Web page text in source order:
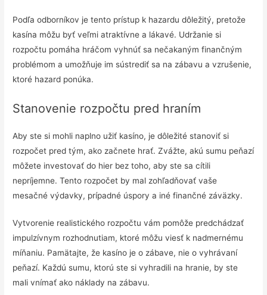
Podľa odborníkov je tento prístup k hazardu dôležitý, pretože
kasína môžu byť veľmi atraktívne a lákavé. Udržanie si
rozpočtu pomáha hráčom vyhnúť sa nečakaným finančným
problémom a umožňuje im sústrediť sa na zábavu a vzrušenie,
ktoré hazard ponúka.
Stanovenie rozpočtu pred hraním
Aby ste si mohli naplno užiť kasíno, je dôležité stanoviť si
rozpočet pred tým, ako začnete hrať. Zvážte, akú sumu peňazí
môžete investovať do hier bez toho, aby ste sa cítili
nepríjemne. Tento rozpočet by mal zohľadňovať vaše
mesačné výdavky, prípadné úspory a iné finančné záväzky.
Vytvorenie realistického rozpočtu vám pomôže predchádzať
impulzívnym rozhodnutiam, ktoré môžu viesť k nadmernému
míňaniu. Pamätajte, že kasíno je o zábave, nie o vyhrávaní
peňazí. Každú sumu, ktorú ste si vyhradili na hranie, by ste
mali vnímať ako náklady na zábavu.